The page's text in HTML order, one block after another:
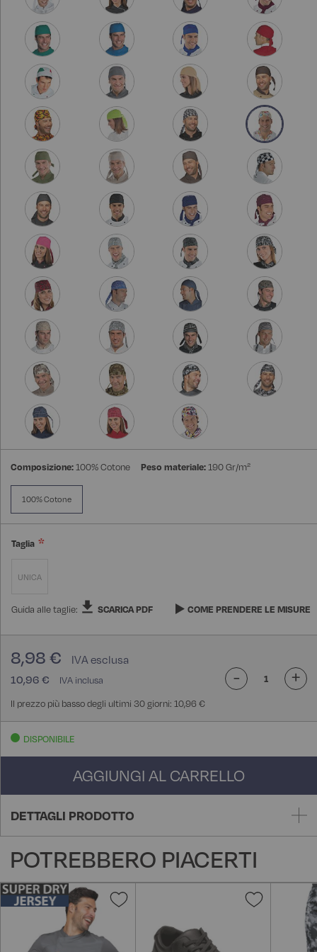
Composizione:100% Cotone Peso materiale:190 Gr/m²
100% Cotone
Taglia
UNICA
Guida alle taglie: SCARICA PDF COME PRENDERE LE MISURE
10,96 €
8,98 €
Il prezzo più basso degli ultimi 30 giorni: 10,96 €
- +
DISPONIBILE
AGGIUNGI AL CARRELLO
DETTAGLI PRODOTTO
POTREBBERO PIACERTI
Aggiungi
Aggiungi